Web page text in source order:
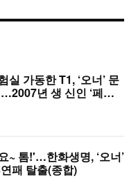
실 가동한 T1, ‘오너’ 문
년 생 신인 ‘페인
~ 톰!'…한화생명, ‘오너’
패 탈출(종합)